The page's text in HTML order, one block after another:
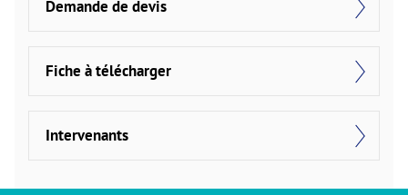
Demande de devis
Fiche à télécharger
Intervenants